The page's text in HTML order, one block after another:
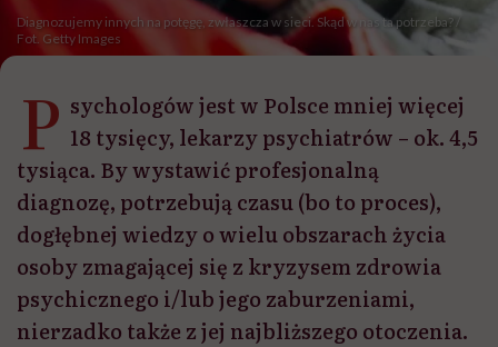
Diagnozujemy innych na potęgę, zwłaszcza w sieci. Skąd w nas ta potrzeba? /
Fot. Getty Images
P sychologów jest w Polsce mniej więcej
18 tysięcy, lekarzy psychiatrów – ok. 4,5
tysiąca. By wystawić profesjonalną
diagnozę, potrzebują czasu (bo to proces),
dogłębnej wiedzy o wielu obszarach życia
osoby zmagającej się z kryzysem zdrowia
psychicznego i/lub jego zaburzeniami,
nierzadko także z jej najbliższego otoczenia.